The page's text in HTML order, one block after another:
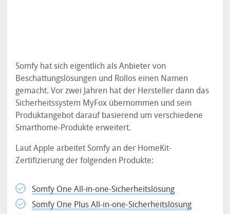
Somfy hat sich eigentlich als Anbieter von
Beschattungslösungen und Rollos einen Namen
gemacht. Vor zwei Jahren hat der Hersteller dann das
Sicherheitssystem MyFox übernommen und sein
Produktangebot darauf basierend um verschiedene
Smarthome-Produkte erweitert.
Laut Apple arbeitet Somfy an der HomeKit-
Zertifizierung der folgenden Produkte:
Somfy One All-in-one-Sicherheitslösung
Somfy One Plus All-in-one-Sicherheitslösung